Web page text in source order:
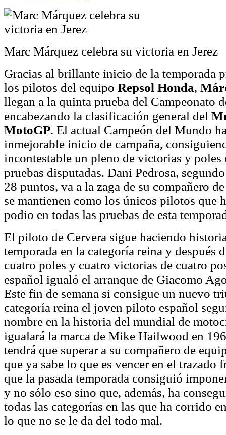
Marc Márquez celebra su victoria en Jerez
Gracias al brillante inicio de la temporada
los pilotos del equipo Repsol Honda,
llegan a la quinta prueba del Campeonato
encabezando la clasificación general del
MotoGP. El actual Campeón del Mundo
inmejorable inicio de campaña,
incontestable un pleno de victorias y poles
pruebas disputadas. Dani Pedrosa,
28 puntos, va a la zaga de su compañero
se mantienen como los únicos pilotos que
podio en todas las pruebas de esta
El piloto de Cervera sigue haciendo
temporada en la categoría reina y después
cuatro poles y cuatro victorias de cuatro
español igualó el arranque de Giacomo
Este fin de semana si consigue un nuevo
categoría reina el joven piloto español
nombre en la historia del mundial de
igualará la marca de Mike Hailwood en
tendrá que superar a su compañero de
que ya sabe lo que es vencer en el trazado
que la pasada temporada consiguió
y no sólo eso sino que, además, ha
todas las categorías en las que ha corrido
lo que no se le da del todo mal.